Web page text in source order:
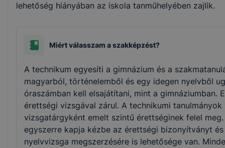
Rendészet és közszolgálat
Sport
Elektronika és elektrotechnika
lehetőség hiányában az iskola tanműhelyében zajlik.
Miért válasszam a szakképzést?
A technikum egyesíti a gimnázium és a
magyarból, történelemből és egy idegen nyelvből
óraszámban kell elsajátítani, mint a
érettségi vizsgával zárul. A technikumi
vizsgatárgyként emelt szintű érettséginek felel
egyszerre kapja kézbe az érettségi bizonyítványt
nyelvvizsga megszerzésére is lehetősége van.